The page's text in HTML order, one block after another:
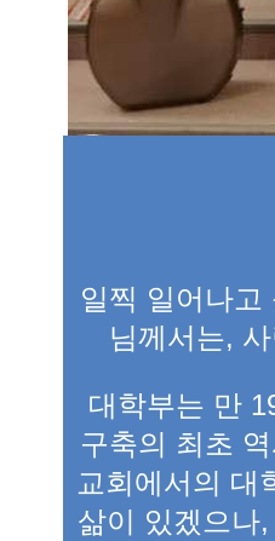
일찍 일어나
님께서는,
대학부는 만
구축의 최초
교회에서의 대
삶이 있겠으나